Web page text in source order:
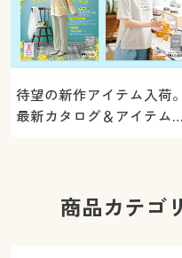
待望の新作アイテム入荷。
最新カタログ＆アイテムを
商品カテゴ